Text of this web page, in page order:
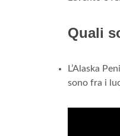
Quali
L’Alaska
sono fra i